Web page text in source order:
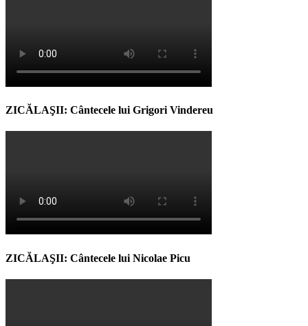
ZICĂLAŞII: Cântecele lui Grigori Vindereu
ZICĂLAŞII: Cântecele lui Nicolae Picu